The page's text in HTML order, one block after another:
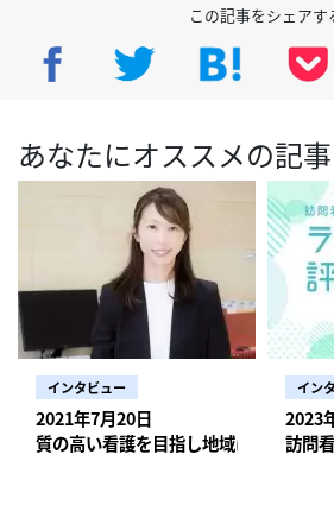
この記事をシェアす
あなたにオススメの記事
インタビュー
2021年7月20日
質の高い看護を目指し地域に寄り添
イン
2023
訪問